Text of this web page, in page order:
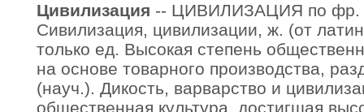
Цивилизация -- ЦИВИЛИЗАЦИЯ по фр.
Сивилизация, цивилизации, ж. (от
только ед. Высокая степень
на основе товарного производства,
(науч.). Дикость, варварство и
общественная культура, достигшая